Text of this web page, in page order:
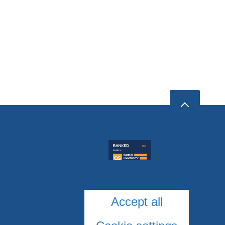
Accept all